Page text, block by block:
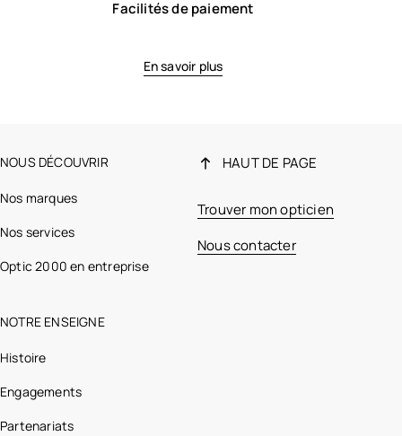
Facilités de paiement
En savoir plus
NOUS DÉCOUVRIR
Nos marques
Nos services
Optic 2000 en entreprise
NOTRE ENSEIGNE
Histoire
Engagements
Partenariats
HAUT DE PAGE
Trouver mon opticien
Nous contacter